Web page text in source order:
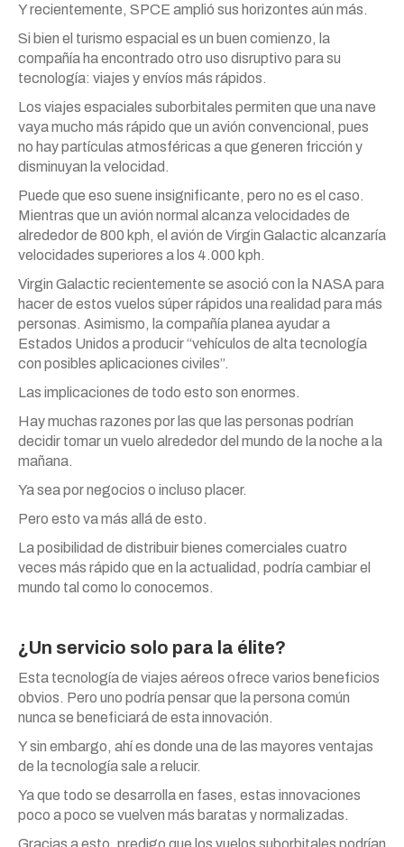
Y recientemente, SPCE amplió sus horizontes aún más.
Si bien el turismo espacial es un buen comienzo, la
compañía ha encontrado otro uso disruptivo para su
tecnología: viajes y envíos más rápidos.
Los viajes espaciales suborbitales permiten que una nave
vaya mucho más rápido que un avión convencional, pues
no hay partículas atmosféricas a que generen fricción y
disminuyan la velocidad.
Puede que eso suene insignificante, pero no es el caso.
Mientras que un avión normal alcanza velocidades de
alrededor de 800 kph, el avión de Virgin Galactic alcanzaría
velocidades superiores a los 4.000 kph.
Virgin Galactic recientemente se asoció con la NASA para
hacer de estos vuelos súper rápidos una realidad para más
personas. Asimismo, la compañía planea ayudar a
Estados Unidos a producir “vehículos de alta tecnología
con posibles aplicaciones civiles”.
Las implicaciones de todo esto son enormes.
Hay muchas razones por las que las personas podrían
decidir tomar un vuelo alrededor del mundo de la noche a la
mañana.
Ya sea por negocios o incluso placer.
Pero esto va más allá de esto.
La posibilidad de distribuir bienes comerciales cuatro
veces más rápido que en la actualidad, podría cambiar el
mundo tal como lo conocemos.
¿Un servicio solo para la élite?
Esta tecnología de viajes aéreos ofrece varios beneficios
obvios. Pero uno podría pensar que la persona común
nunca se beneficiará de esta innovación.
Y sin embargo, ahí es donde una de las mayores ventajas
de la tecnología sale a relucir.
Ya que todo se desarrolla en fases, estas innovaciones
poco a poco se vuelven más baratas y normalizadas.
Gracias a esto, predigo que los vuelos suborbitales podrían